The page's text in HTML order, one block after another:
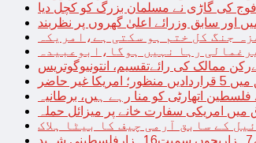
کی گاڑی نے مسلمان بزرگ کو کچل دیا
سابق وزرائے اعلیٰ گھروں پر نظربند
جنگ کل ختم ہو سکتی ہے،امریکہ
رہا نہیں ہوگا،ابوعبیدہ
ممالک کی رائےتقسیم، انتونیوگوتریس
حاضر
اتھارٹی کو منا رہے ہیں، برطانیہ
میں امریکی سفارت خانے پر میزائل حملہ
کے سابق آرمی چیف کا بیٹا ہلاک